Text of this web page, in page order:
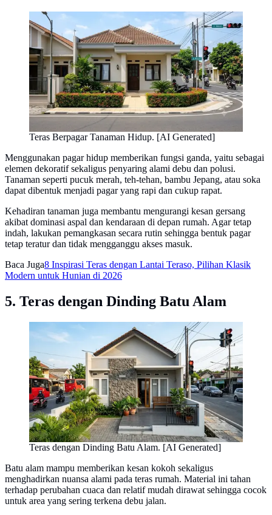
Teras Berpagar Tanaman Hidup. [AI Generated]
Menggunakan pagar hidup memberikan fungsi ganda, yaitu sebagai
elemen dekoratif sekaligus penyaring alami debu dan polusi.
Tanaman seperti pucuk merah, teh-tehan, bambu Jepang, atau soka
dapat dibentuk menjadi pagar yang rapi dan cukup rapat.
Kehadiran tanaman juga membantu mengurangi kesan gersang
akibat dominasi aspal dan kendaraan di depan rumah. Agar tetap
indah, lakukan pemangkasan secara rutin sehingga bentuk pagar
tetap teratur dan tidak mengganggu akses masuk.
Baca Juga8 Inspirasi Teras dengan Lantai Teraso, Pilihan Klasik
Modern untuk Hunian di 2026
5. Teras dengan Dinding Batu Alam
Teras dengan Dinding Batu Alam. [AI Generated]
Batu alam mampu memberikan kesan kokoh sekaligus
menghadirkan nuansa alami pada teras rumah. Material ini tahan
terhadap perubahan cuaca dan relatif mudah dirawat sehingga cocok
untuk area yang sering terkena debu jalan.